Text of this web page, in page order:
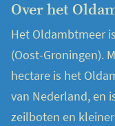
Over het
Het Oldambtmeer
(Oost-Groningen).
hectare is het
van Nederland, en
zeilboten en